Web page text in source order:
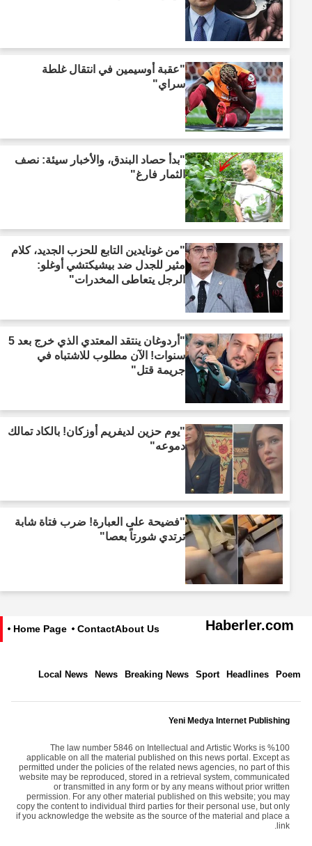
"عقبة أوسيمين في انتقال غلطة
سراي"
"بدأ حصاد البندق، والأخبار سيئة: نصف
الثمار فارغ"
"من غونايدين التابع للحزب الجديد، كلام
مثير للجدل ضد بيشيكتشي أوغلو:
الرجل يتعاطى المخدرات"
"أردوغان ينتقد المعتدي الذي خرج بعد 5
سنوات! الآن مطلوب للاشتباه في
جريمة قتل"
"يوم حزين لديفريم أوزكان! بالكاد تمالك
دموعه"
"فضيحة على العبارة! ضرب فتاة شابة
ترتدي شورتاً بعصا"
Haberler.com
About Us
Contact
Home Page
Poem
Headlines
Sport
Breaking News
News
Local News
Yeni Medya Internet Publishing
The law number 5846 on Intellectual and Artistic Works is %100
applicable on all the material published on this news portal. Except as
permitted under the policies of the related news agencies, no part of this
website may be reproduced, stored in a retrieval system, communicated
or transmitted in any form or by any means without prior written
permission. For any other material published on this website; you may
copy the content to individual third parties for their personal use, but only
if you acknowledge the website as the source of the material and place a
link.